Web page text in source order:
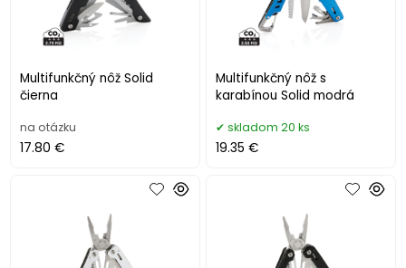
Multifunkčný nôž Solid
čierna
na otázku
17.80 €
Multifunkčný nôž s
karabínou Solid modrá
skladom 20 ks
19.35 €